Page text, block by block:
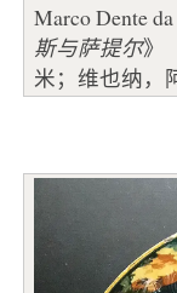
Marco Dente
斯与萨提尔》
米；维也纳，